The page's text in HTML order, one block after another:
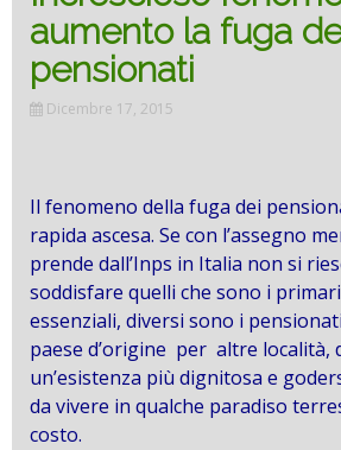
aumento la fuga
pensionati
Dicembre 17, 2015
Il fenomeno della fuga dei
rapida ascesa. Se con l’assegno
prende dall’Inps in Italia non si
soddisfare quelli che sono i
essenziali, diversi sono i
paese d’origine per altre località,
un’esistenza più dignitosa e
da vivere in qualche paradiso
costo.